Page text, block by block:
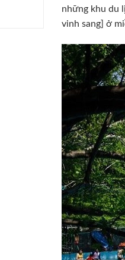
những khu du
vinh sang] ở